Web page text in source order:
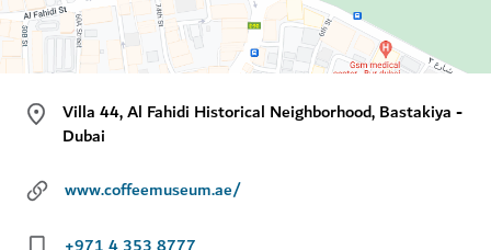
Villa 44, Al Fahidi Historical Neighborhood, Bastakiya -
Dubai
www.coffeemuseum.ae/